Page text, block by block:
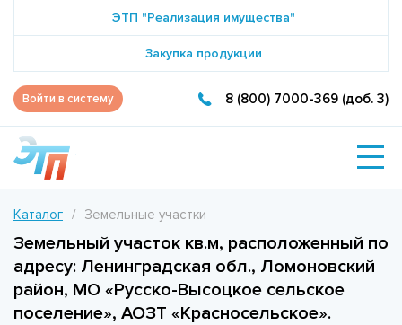
ЭТП "Реализация имущества"
Закупка продукции
Войти в систему 8 (800) 7000-369 (доб. 3)
Каталог Земельные участки
Земельный участок кв.м, расположенный по
адресу: Ленинградская обл., Ломоновский
район, МО «Русско-Высоцкое сельское
поселение», АОЗТ «Красносельское».